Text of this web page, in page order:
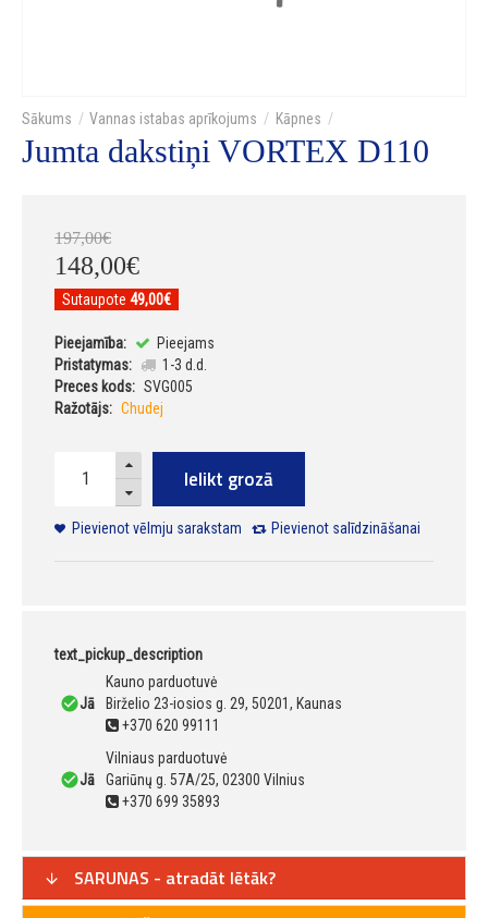
Vannas istabas aprīkojums Kāpnes
Jumta dakstiņi VORTEX D110
197,00€
148,00€
Sutaupote 49,00€
Pieejamība:
Pieejams
Pristatymas:
1-3 d.d.
Preces kods: SVG005
Ražotājs: Chudej
Ielikt grozā
Pievienot vēlmju sarakstam Pievienot salīdzināšanai
text_pickup_description
Jā
Kauno parduotuvė
Birželio 23-iosios g. 29, 50201, Kaunas
+370 620 99111
Jā
Vilniaus parduotuvė
Gariūnų g. 57A/25, 02300 Vilnius
+370 699 35893
SARUNAS - atradāt lētāk?